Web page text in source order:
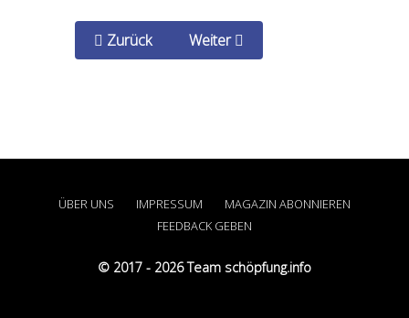
Zurück Weiter
ÜBER UNS IMPRESSUM
MAGAZIN ABONNIEREN
FEEDBACK GEBEN
© 2017 - 2026 Team schöpfung.info